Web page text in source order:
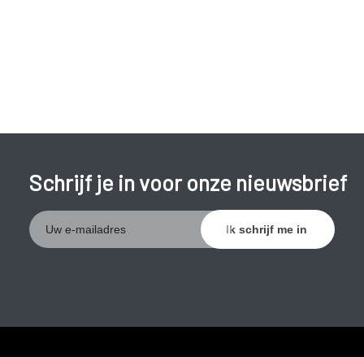
Schrijf je in voor onze nieuwsbrief